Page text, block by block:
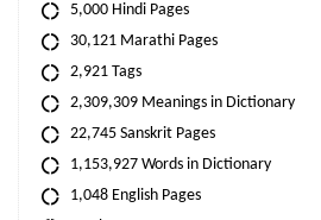
5,000 Hindi Pages
30,121 Marathi Pages
2,921 Tags
2,309,309 Meanings in Dictionary
22,745 Sanskrit Pages
1,153,927 Words in Dictionary
1,048 English Pages